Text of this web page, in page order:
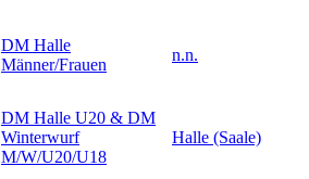
DM Halle
Männer/Frauen
n.n.
DM Halle U20 & DM
Winterwurf
M/W/U20/U18
Halle (Saale)